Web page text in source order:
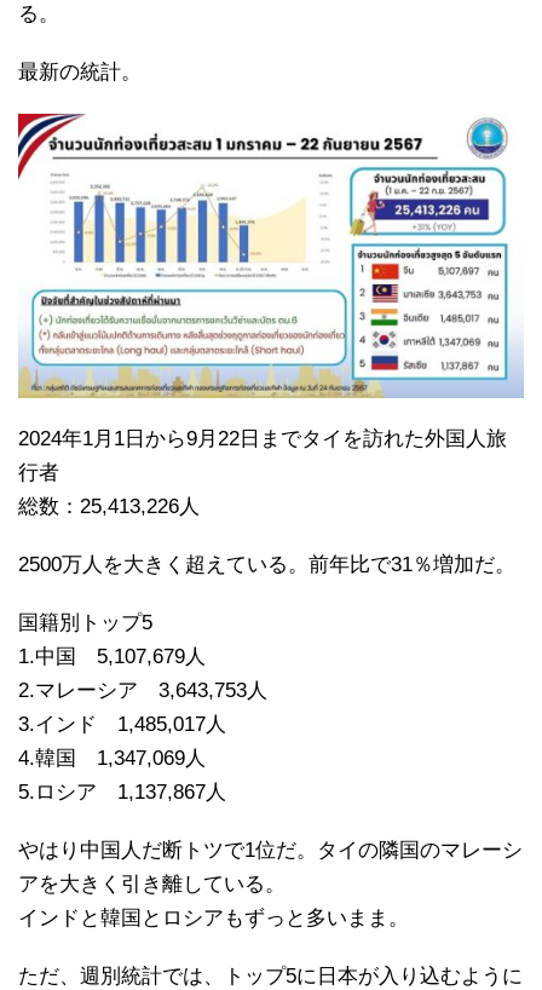
る。
最新の統計。
2024年1月1日から9月22日までタイを訪れた外国人旅
行者
総数：25,413,226人
2500万人を大きく超えている。前年比で31％増加だ。
国籍別トップ5
1.中国 5,107,679人
2.マレーシア 3,643,753人
3.インド 1,485,017人
4.韓国 1,347,069人
5.ロシア 1,137,867人
やはり中国人だ断トツで1位だ。タイの隣国のマレーシ
アを大きく引き離している。
インドと韓国とロシアもずっと多いまま。
ただ、週別統計では、トップ5に日本が入り込むように